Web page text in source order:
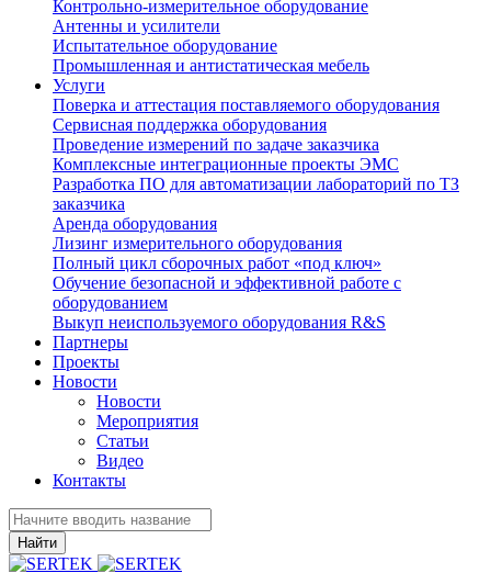
Контрольно-измерительное оборудование
Антенны и усилители
Испытательное оборудование
Промышленная и антистатическая мебель
Услуги
Поверка и аттестация поставляемого оборудования
Сервисная поддержка оборудования
Проведение измерений по задаче заказчика
Комплексные интеграционные проекты ЭМС
Разработка ПО для автоматизации лабораторий по ТЗ
заказчика
Аренда оборудования
Лизинг измерительного оборудования
Полный цикл сборочных работ «под ключ»
Обучение безопасной и эффективной работе с
оборудованием
Выкуп неиспользуемого оборудования R&S
Партнеры
Проекты
Новости
Новости
Мероприятия
Статьи
Видео
Контакты
Найти